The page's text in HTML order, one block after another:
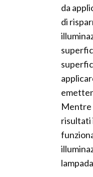
da
di
Mentre
risultati